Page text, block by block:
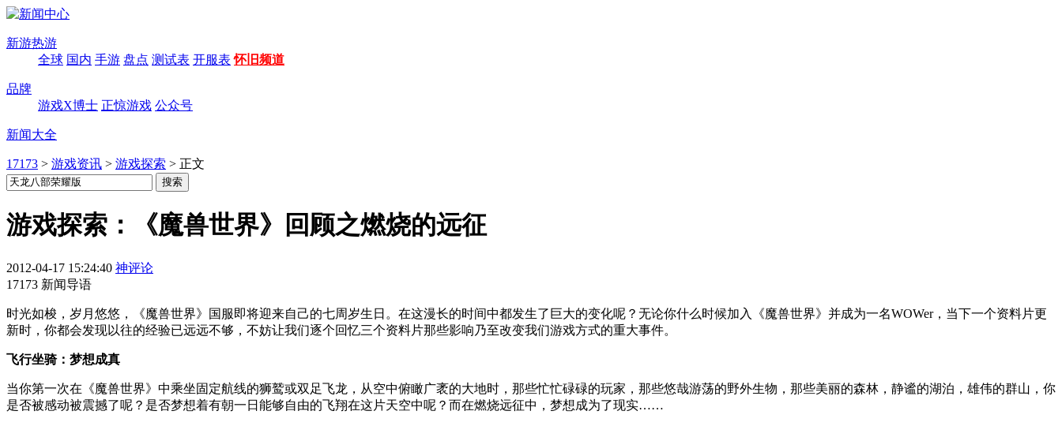
新游热游
全球 国内 手游 盘点 测试表 开服表 怀旧频道
品牌
游戏X博士 正惊游戏 公众号
新闻大全
17173 > 游戏资讯 > 游戏探索 > 正文
游戏探索：《魔兽世界》回顾之燃烧的远征
2012-04-17 15:24:40 神评论
17173 新闻导语
时光如梭，岁月悠悠，《魔兽世界》国服即将迎来自己的七周岁生日。在这漫长的时间中都发生了巨大的变化呢？无论你什么时候加入《魔兽世界》并成为一名WOWer，当下一个资料片更
新时，你都会发现以往的经验已远远不够，不妨让我们逐个回忆三个资料片那些影响乃至改变我们游戏方式的重大事件。
飞行坐骑：梦想成真
当你第一次在《魔兽世界》中乘坐固定航线的狮鹫或双足飞龙，从空中俯瞰广袤的大地时，那些忙忙碌碌的玩家，那些悠哉游荡的野外生物，那些美丽的森林，静谧的湖泊，雄伟的群山，你
是否被感动被震撼了呢？是否梦想着有朝一日能够自由的飞翔在这片天空中呢？而在燃烧远征中，梦想成为了现实……